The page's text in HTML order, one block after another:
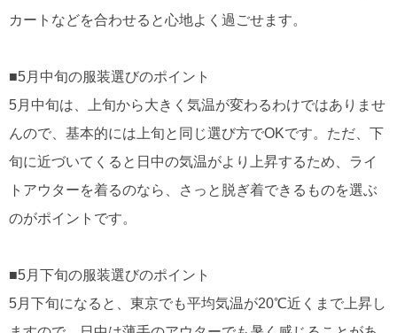
カートなどを合わせると心地よく過ごせます。
■5月中旬の服装選びのポイント
5月中旬は、上旬から大きく気温が変わるわけではありませ
んので、基本的には上旬と同じ選び方でOKです。ただ、下
旬に近づいてくると日中の気温がより上昇するため、ライ
トアウターを着るのなら、さっと脱ぎ着できるものを選ぶ
のがポイントです。
■5月下旬の服装選びのポイント
5月下旬になると、東京でも平均気温が20℃近くまで上昇し